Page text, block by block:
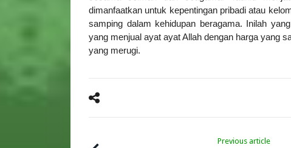
dimanfaatkan untuk kepentingan pribadi atau
samping dalam kehidupan beragama. Inilah
yang menjual ayat ayat Allah dengan harga yang
yang merugi.
Previous article